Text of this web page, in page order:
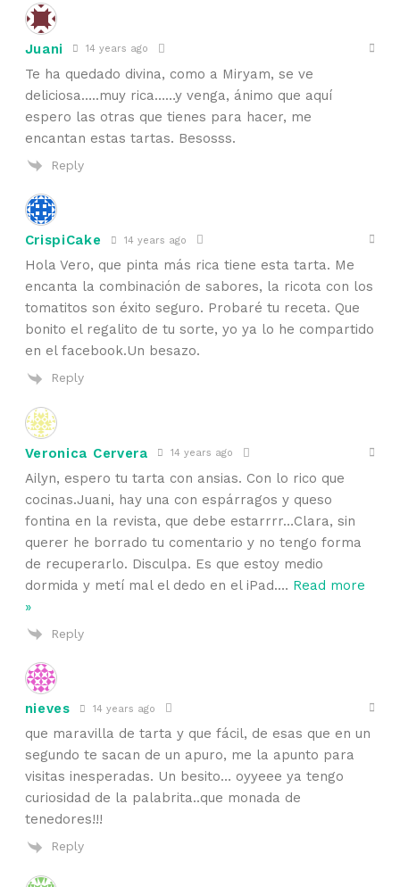
Juani 14 years ago
Te ha quedado divina, como a Miryam, se ve
deliciosa…..muy rica……y venga, ánimo que aquí
espero las otras que tienes para hacer, me
encantan estas tartas. Besosss.
Reply
CrispiCake 14 years ago
Hola Vero, que pinta más rica tiene esta tarta. Me
encanta la combinación de sabores, la ricota con los
tomatitos son éxito seguro. Probaré tu receta. Que
bonito el regalito de tu sorte, yo ya lo he compartido
en el facebook.Un besazo.
Reply
Veronica Cervera 14 years ago
Ailyn, espero tu tarta con ansias. Con lo rico que
cocinas.Juani, hay una con espárragos y queso
fontina en la revista, que debe estarrrr…Clara, sin
querer he borrado tu comentario y no tengo forma
de recuperarlo. Disculpa. Es que estoy medio
dormida y metí mal el dedo en el iPad.… Read more
»
Reply
nieves 14 years ago
que maravilla de tarta y que fácil, de esas que en un
segundo te sacan de un apuro, me la apunto para
visitas inesperadas. Un besito… oyyeee ya tengo
curiosidad de la palabrita..que monada de
tenedores!!!
Reply